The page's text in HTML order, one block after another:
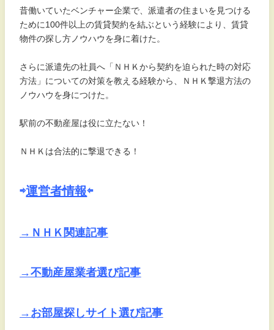
昔働いていたベンチャー企業で、派遣者の住まいを見つける
ために100件以上の賃貸契約を結ぶという経験により、賃貸
物件の探し方ノウハウを身に着けた。
さらに派遣先の社員へ「ＮＨＫから契約を迫られた時の対応
方法」についての対策を教える経験から、ＮＨＫ撃退方法の
ノウハウを身につけた。
駅前の不動産屋は役に立たない！
ＮＨＫは合法的に撃退できる！
⇨運営者情報⇦
→ＮＨＫ関連記事
→不動産屋業者選び記事
→お部屋探しサイト選び記事